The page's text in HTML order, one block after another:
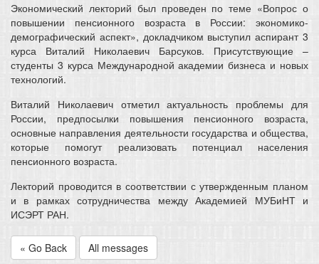
Экономический лекторий был проведен по теме «Вопрос о
повышении пенсионного возраста в России: экономико-
демографический аспект», докладчиком выступил аспирант 3
курса Виталий Николаевич Барсуков. Присутствующие –
студенты 3 курса Международной академии бизнеса и новых
технологий.
Виталий Николаевич отметил актуальность проблемы для
России, предпосылки повышения пенсионного возраста,
основные направления деятельности государства и общества,
которые помогут реализовать потенциал населения
пенсионного возраста.
Лекторий проводится в соответствии с утвержденным планом
и в рамках сотрудничества между Академией МУБиНТ и
ИСЭРТ РАН.
« Go Back All messages